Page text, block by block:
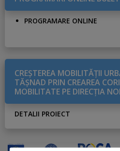
PROGRAMARE ONLINE
CREŞTEREA MOBILITĂŢII
TĂŞNAD PRIN CREAREA
MOBILITATE PE DIRECŢIA
DETALII PROIECT